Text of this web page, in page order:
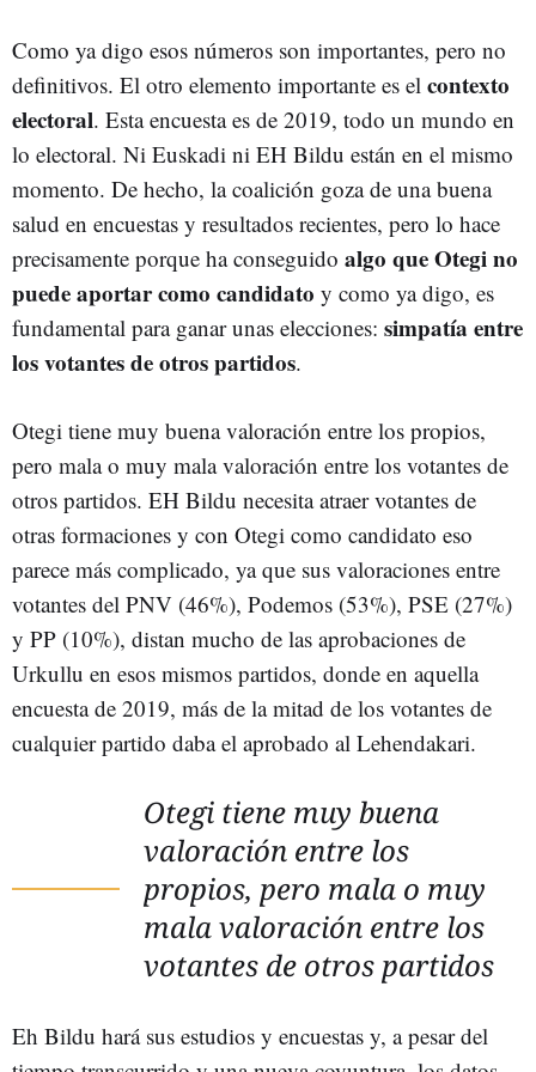
Como ya digo esos números son importantes, pero no
definitivos. El otro elemento importante es el contexto
electoral. Esta encuesta es de 2019, todo un mundo en
lo electoral. Ni Euskadi ni EH Bildu están en el mismo
momento. De hecho, la coalición goza de una buena
salud en encuestas y resultados recientes, pero lo hace
precisamente porque ha conseguido algo que Otegi no
puede aportar como candidato y como ya digo, es
fundamental para ganar unas elecciones: simpatía entre
los votantes de otros partidos.
Otegi tiene muy buena valoración entre los propios,
pero mala o muy mala valoración entre los votantes de
otros partidos. EH Bildu necesita atraer votantes de
otras formaciones y con Otegi como candidato eso
parece más complicado, ya que sus valoraciones entre
votantes del PNV (46%), Podemos (53%), PSE (27%)
y PP (10%), distan mucho de las aprobaciones de
Urkullu en esos mismos partidos, donde en aquella
encuesta de 2019, más de la mitad de los votantes de
cualquier partido daba el aprobado al Lehendakari.
Otegi tiene muy buena
valoración entre los
propios, pero mala o muy
mala valoración entre los
votantes de otros partidos
Eh Bildu hará sus estudios y encuestas y, a pesar del